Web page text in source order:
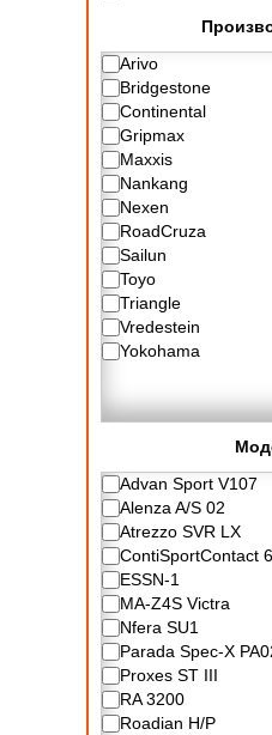
Arivo
Bridgestone
Continental
Gripmax
Maxxis
Nankang
Nexen
RoadCruza
Sailun
Toyo
Triangle
Vredestein
Yokohama
Advan Sport V107
Alenza A/S 02
Atrezzo SVR LX
ContiSportContact 6
ESSN-1
MA-Z4S Victra
Nfera SU1
Parada Spec-X
Proxes ST III
RA 3200
Roadian H/P